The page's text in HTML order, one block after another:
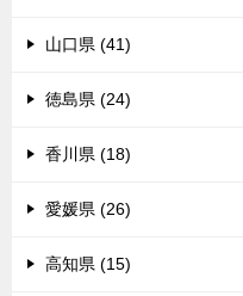
山口県 (41)
徳島県 (24)
香川県 (18)
愛媛県 (26)
高知県 (15)